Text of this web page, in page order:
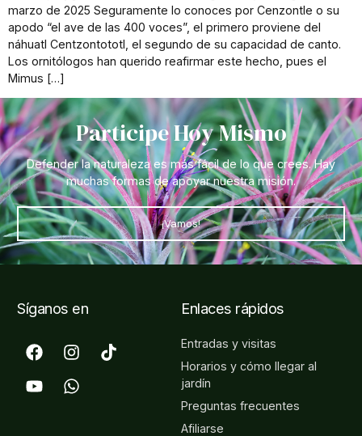
marzo de 2025 Seguramente lo conoces por Cenzontle o su
apodo “el ave de las 400 voces”, el primero proviene del
náhuatl Centzontototl, el segundo de su capacidad de canto.
Los ornitólogos han querido reafirmar este hecho, pues el
Mimus […]
Participe Hoy Mismo
Defender la naturaleza es más fácil de lo que crees. Hay
muchas formas de apoyar nuestra misión.
¡Vamos!
Síganos en Enlaces rápidos
Entradas y visitas
Horarios y cómo llegar al
jardín
Preguntas frecuentes
Afiliarse